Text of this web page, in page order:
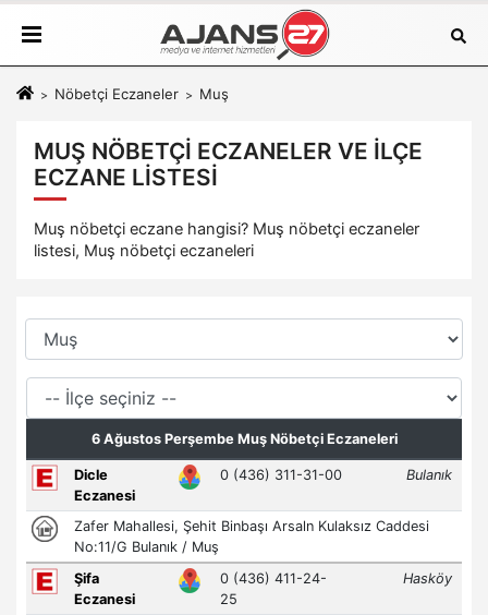
Nöbetçi Eczaneler Muş
MUŞ NÖBETÇI ECZANELER VE İLÇE
ECZANE LISTESI
Muş nöbetçi eczane hangisi? Muş nöbetçi eczaneler
listesi, Muş nöbetçi eczaneleri